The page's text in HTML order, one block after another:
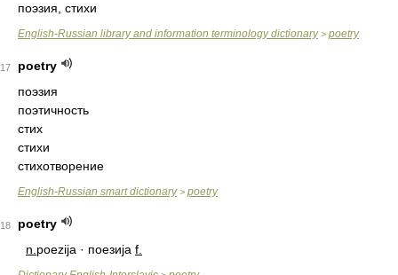
поэзия, стихи
English-Russian library and information terminology dictionary> poetry
17
poetry
поэзия
поэтичность
стих
стихи
стихотворение
English-Russian smart dictionary> poetry
18
poetry
n. poezija · поезија f.